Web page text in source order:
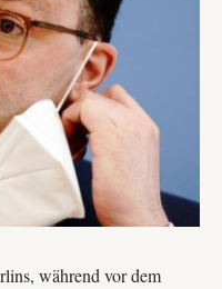
während vor dem